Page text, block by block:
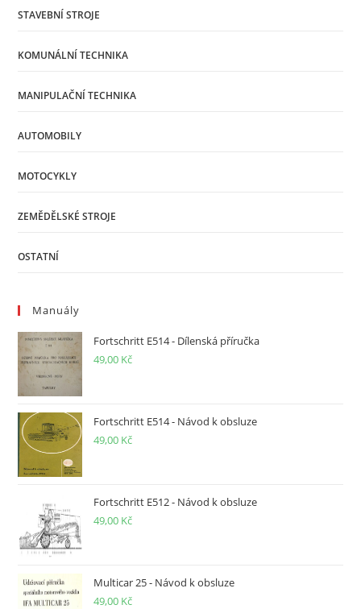
STAVEBNÍ STROJE
KOMUNÁLNÍ TECHNIKA
MANIPULAČNÍ TECHNIKA
AUTOMOBILY
MOTOCYKLY
ZEMĚDĚLSKÉ STROJE
OSTATNÍ
Manuály
Fortschritt E514 - Dílenská příručka
49,00 Kč
Fortschritt E514 - Návod k obsluze
49,00 Kč
Fortschritt E512 - Návod k obsluze
49,00 Kč
Multicar 25 - Návod k obsluze
49,00 Kč